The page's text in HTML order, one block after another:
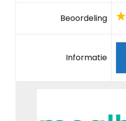
Beoordeling
Informatie